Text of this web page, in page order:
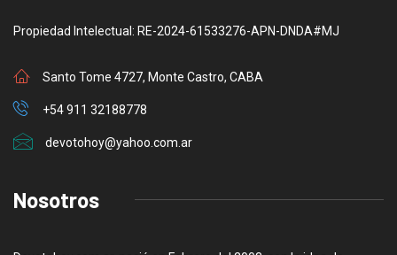
Propiedad Intelectual: RE-2024-61533276-APN-DNDA#MJ
Santo Tome 4727, Monte Castro, CABA
+54 911 32188778
devotohoy@yahoo.com.ar
Nosotros